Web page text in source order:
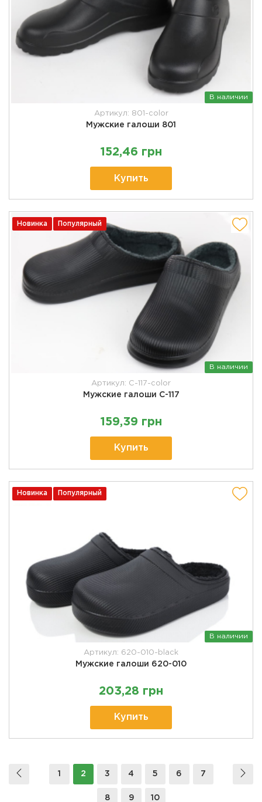
В наличии
Артикул: 801-color
Мужские галоши 801
152,46 грн
Купить
Новинка Популярный
В наличии
Артикул: C-117-color
Мужские галоши C-117
159,39 грн
Купить
Новинка Популярный
В наличии
Артикул: 620-010-black
Мужские галоши 620-010
203,28 грн
Купить
1 2 3 4 5 6 7
8 9 10